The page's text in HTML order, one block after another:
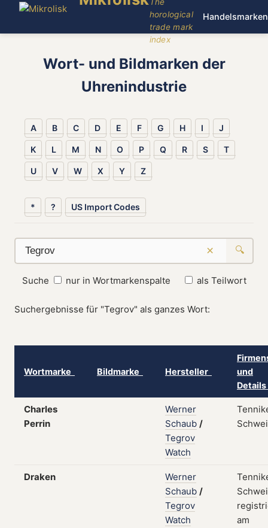
horological
trade mark
index
Handelsmarken
Wort- und Bildmarken der
Uhrenindustrie
A B C D E F G H I J
K L M N O P Q R S T
U V W X Y Z
* ? US Import Codes
× 🔍
Suche nur in Wortmarkenspalte als Teilwort
Suchergebnisse für "Tegrov" als ganzes Wort:
Wortmarke Bildmarke Hersteller
und
Charles
Perrin
Werner
Schaub /
Tegrov
Watch
Draken
Werner
Schaub /
Tegrov
Watch
am